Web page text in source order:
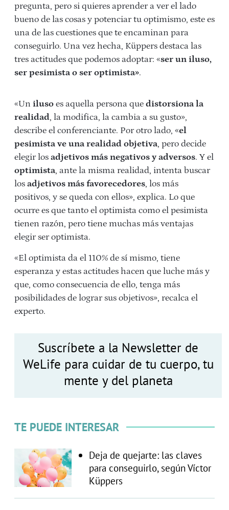
pregunta, pero si quieres aprender a ver el lado
bueno de las cosas y potenciar tu optimismo, este es
una de las cuestiones que te encaminan para
conseguirlo. Una vez hecha, Küppers destaca las
tres actitudes que podemos adoptar: «ser un iluso,
ser pesimista o ser optimista».
«Un iluso es aquella persona que distorsiona la
realidad, la modifica, la cambia a su gusto»,
describe el conferenciante. Por otro lado, «el
pesimista ve una realidad objetiva, pero decide
elegir los adjetivos más negativos y adversos. Y el
optimista, ante la misma realidad, intenta buscar
los adjetivos más favorecedores, los más
positivos, y se queda con ellos», explica. Lo que
ocurre es que tanto el optimista como el pesimista
tienen razón, pero tiene muchas más ventajas
elegir ser optimista.
«El optimista da el 110% de sí mismo, tiene
esperanza y estas actitudes hacen que luche más y
que, como consecuencia de ello, tenga más
posibilidades de lograr sus objetivos», recalca el
experto.
Suscríbete a la Newsletter de
WeLife para cuidar de tu cuerpo, tu
mente y del planeta
TE PUEDE INTERESAR
Deja de quejarte: las claves
para conseguirlo, según Víctor
Küppers